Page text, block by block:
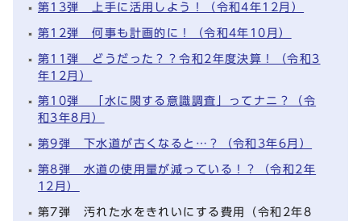
第13弾 上手に活用しよう！（令和4年12月）
第12弾 何事も計画的に！（令和4年10月）
第11弾 どうだった？？令和2年度決算！（令和3
年12月）
第10弾 「水に関する意識調査」ってナニ？（令
和3年8月）
第9弾 下水道が古くなると…？（令和3年6月）
第8弾 水道の使用量が減っている！？（令和2年
12月）
第7弾 汚れた水をきれいにする費用（令和2年8